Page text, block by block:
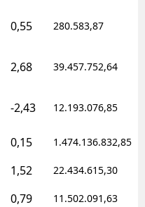
0,55 280.583,87
2,68 39.457.752,64
-2,43 12.193.076,85
0,15 1.474.136.832,85
1,52 22.434.615,30
0,79 11.502.091,63